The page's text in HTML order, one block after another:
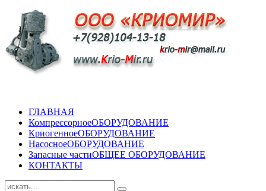
ГЛАВНАЯ
КомпрессорноеОБОРУДОВАНИЕ
КриогенноеОБОРУДОВАНИЕ
НасосноеОБОРУДОВАНИЕ
Запасные частиОБЩЕЕ ОБОРУДОВАНИЕ
КОНТАКТЫ